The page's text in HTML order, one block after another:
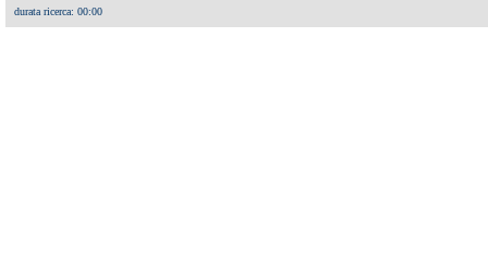
durata ricerca: 00:00